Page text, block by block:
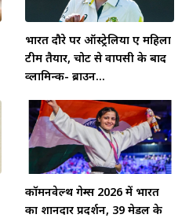
भारत दौरे पर ऑस्ट्रेलिया ए महिला
टीम तैयार, चोट से वापसी के बाद
व्लामिन्क- ब्राउन...
कॉमनवेल्थ गेम्स 2026 में भारत
का शानदार प्रदर्शन, 39 मेडल के